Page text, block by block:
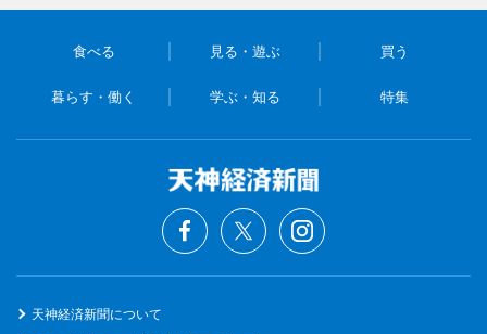
食べる 見る・遊ぶ 買う
暮らす・働く 学ぶ・知る 特集
天神経済新聞について